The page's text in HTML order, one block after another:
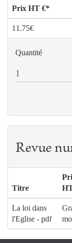
Prix HT €*
11.75€
Quantité
Revue
Titre
La loi dans
l'Eglise - pdf